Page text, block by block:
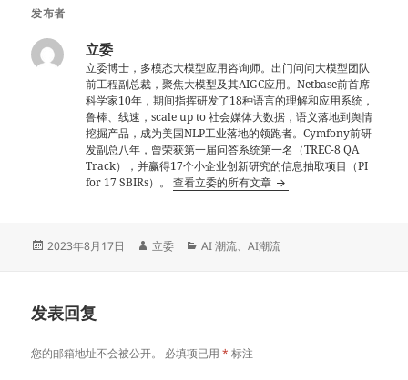
发布者
立委
立委博士，多模态大模型应用咨询师。出门问问大模型团队
前工程副总裁，聚焦大模型及其AIGC应用。Netbase前首席
科学家10年，期间指挥研发了18种语言的理解和应用系统，
鲁棒、线速，scale up to 社会媒体大数据，语义落地到舆情
挖掘产品，成为美国NLP工业落地的领跑者。Cymfony前研
发副总八年，曾荣获第一届问答系统第一名（TREC-8 QA
Track），并赢得17个小企业创新研究的信息抽取项目（PI
for 17 SBIRs）。查看立委的所有文章
发
2023年8月17日
作
立委
分
AI 潮流、AI潮流
发表回复
您的邮箱地址不会被公开。 必填项已用* 标注